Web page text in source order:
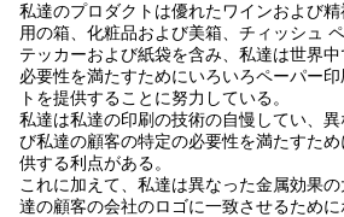
私達のプロダクトは優れたワインおよび
用の箱、化粧品および美箱、チィッシュ
テッカーおよび紙袋を含み、私達は世界
必要性を満たすためにいろいろペーパー
トを提供することに努力している。
私達は私達の印刷の技術の自慢してい、
び私達の顧客の特定の必要性を満たすた
供する利点がある。
これに加えて、私達は異なった金属効果
達の顧客の会社のロゴに一致させるために